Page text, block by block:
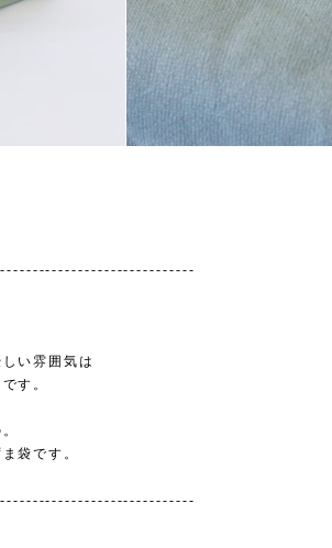
い雰囲気は
す。
袋です。